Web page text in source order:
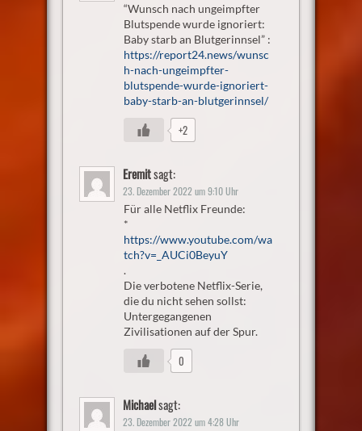
“Wunsch nach ungeimpfter
Blutspende wurde ignoriert:
Baby starb an Blutgerinnsel” :
https://report24.news/wunsc
h-nach-ungeimpfter-
blutspende-wurde-ignoriert-
baby-starb-an-blutgerinnsel/
+2
Eremitsagt:
23. Dezember 2022 um 9:10 Uhr
Für alle Netflix Freunde:
*
https://www.youtube.com/wa
tch?v=_AUCi0BeyuY
.
Die verbotene Netflix-Serie,
die du nicht sehen sollst:
Untergegangenen
Zivilisationen auf der Spur.
0
Michaelsagt:
23. Dezember 2022 um 4:28 Uhr